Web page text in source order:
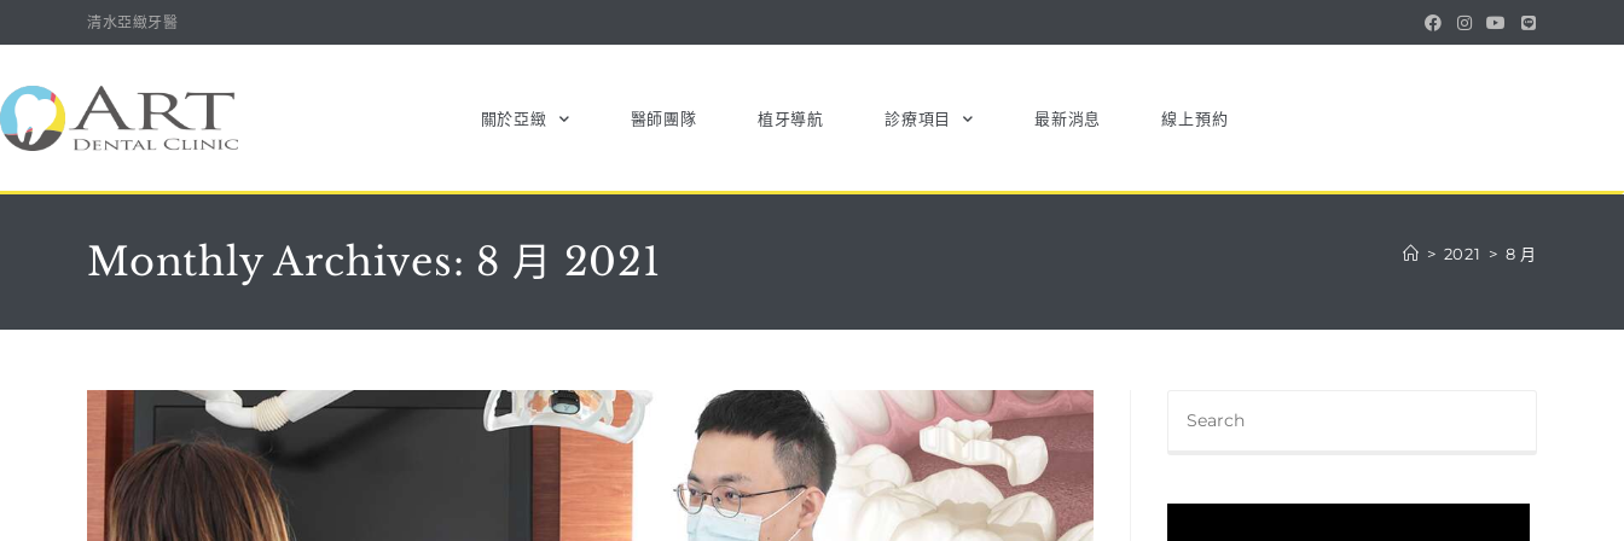
清水亞緻牙醫
關於亞緻 醫師團隊 植牙導航 診療項目 最新消息 線上預約
Monthly Archives: 8 月 2021 > 2021 > 8 月